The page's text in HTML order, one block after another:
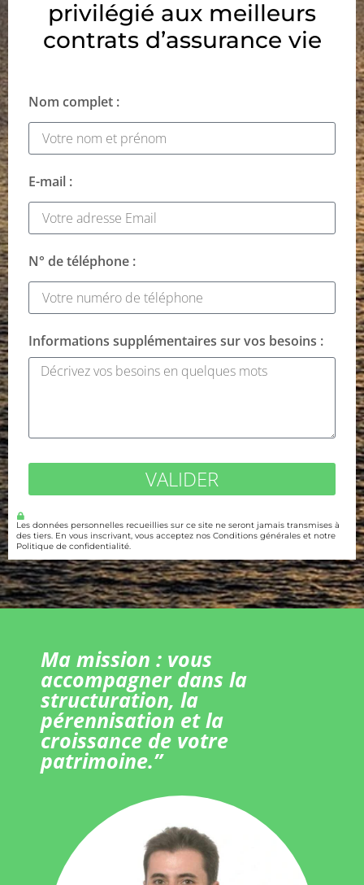
privilégié aux meilleurs
contrats d’assurance vie
Nom complet :
E-mail :
N° de téléphone :
Informations supplémentaires sur vos besoins :
VALIDER
Les données personnelles recueillies sur ce site ne seront jamais transmises à
des tiers. En vous inscrivant, vous acceptez nos Conditions générales et notre
Politique de confidentialité.
Ma mission : vous
accompagner dans la
structuration, la
pérennisation et la
croissance de votre
patrimoine.”